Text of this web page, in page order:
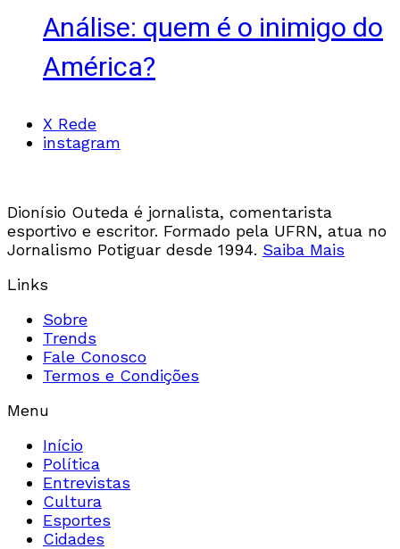
Análise: quem é o inimigo do
América?
X Rede
instagram
Dionísio Outeda é jornalista, comentarista
esportivo e escritor. Formado pela UFRN, atua no
Jornalismo Potiguar desde 1994. Saiba Mais
Links
Sobre
Trends
Fale Conosco
Termos e Condições
Menu
Início
Política
Entrevistas
Cultura
Esportes
Cidades